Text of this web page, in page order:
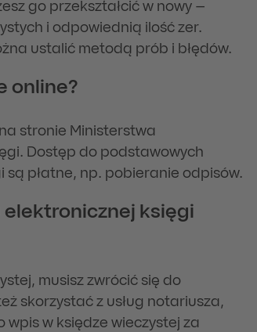
go przekształcić w nowy –
i odpowiednią ilość zer.
ustalić metodą prób i błędów.
online?
stronie Ministerstwa
Dostęp do podstawowych
są płatne, np. pobieranie odpisów.
elektronicznej księgi
musisz zwrócić się do
skorzystać z usług notariusza,
wpis w księdze wieczystej za